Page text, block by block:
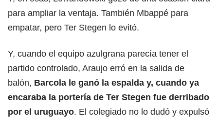
para ampliar la ventaja. También Mbappé para
empatar, pero Ter Stegen lo evitó.
Y, cuando el equipo azulgrana parecía tener el
partido controlado, Araujo erró en la salida de
balón, Barcola le ganó la espalda y, cuando ya
encaraba la portería de Ter Stegen fue derribado
por el uruguayo. El colegiado no lo dudó y expulsó